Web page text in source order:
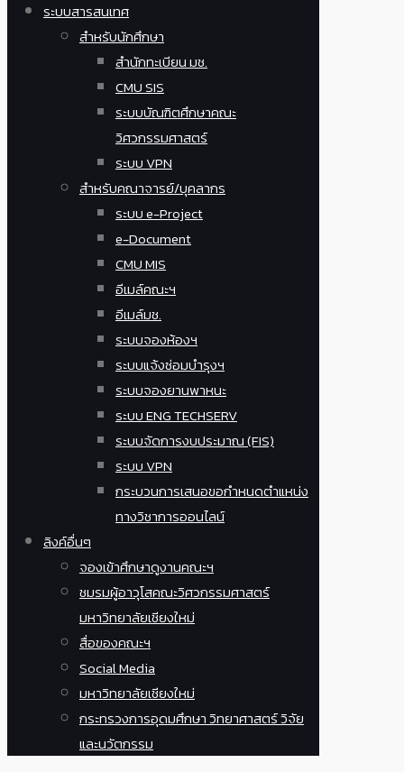
ระบบสารสนเทศ
สำหรับนักศึกษา
สำนักทะเบียน มช.
CMU SIS
ระบบบัณฑิตศึกษาคณะ
วิศวกรรมศาสตร์
ระบบ VPN
สำหรับคณาจารย์/บุคลากร
ระบบ e-Project
e-Document
CMU MIS
อีเมล์คณะฯ
อีเมล์มช.
ระบบจองห้องฯ
ระบบแจ้งซ่อมบำรุงฯ
ระบบจองยานพาหนะ
ระบบ ENG TECHSERV
ระบบจัดการงบประมาณ (FIS)
ระบบ VPN
กระบวนการเสนอขอกำหนดตำแหน่ง
ทางวิชาการออนไลน์
ลิงค์อื่นๆ
จองเข้าศึกษาดูงานคณะฯ
ชมรมผู้อาวุโสคณะวิศวกรรมศาสตร์
มหาวิทยาลัยเชียงใหม่
สื่อของคณะฯ
Social Media
มหาวิทยาลัยเชียงใหม่
กระทรวงการอุดมศึกษา วิทยาศาสตร์ วิจัย
และนวัตกรรม